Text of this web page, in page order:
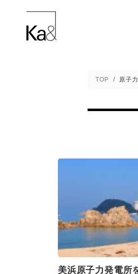
TOP 原子
美浜原子力発電所